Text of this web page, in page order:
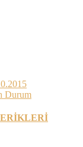
Durum